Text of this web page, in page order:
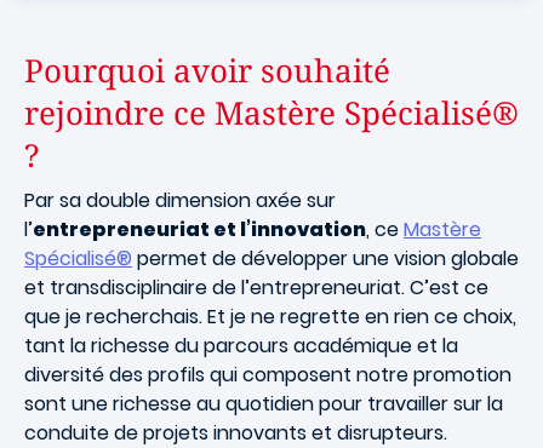
Pourquoi avoir souhaité
rejoindre ce Mastère Spécialisé®
?
Par sa double dimension axée sur
l’entrepreneuriat et l’innovation, ceMastère
Spécialisé® permet de développer une vision globale
et transdisciplinaire de l’entrepreneuriat. C’est ce
que je recherchais. Et je ne regrette en rien ce choix,
tant la richesse du parcours académique et la
diversité des profils qui composent notre promotion
sont une richesse au quotidien pour travailler sur la
conduite de projets innovants et disrupteurs.